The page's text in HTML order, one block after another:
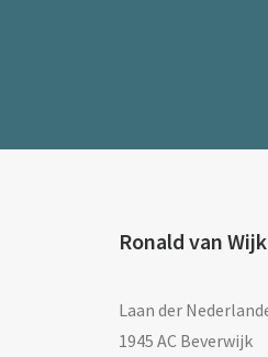
Ronald van
Laan der
1945 AC Beverwijk